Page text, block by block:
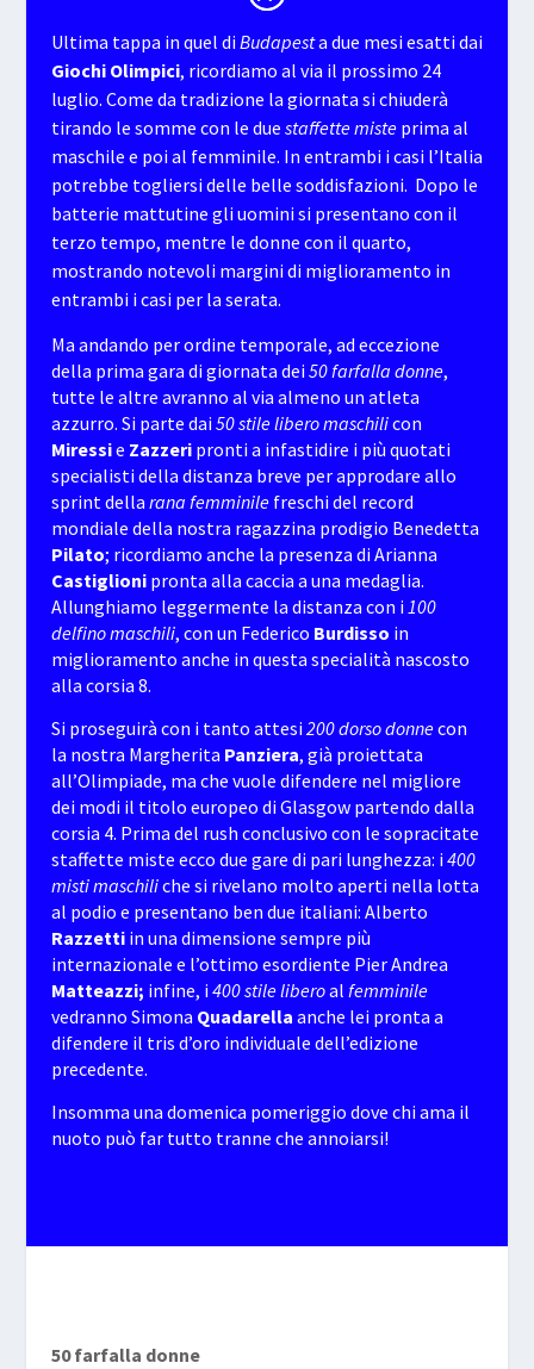
Ultima tappa in quel diBudapesta due mesi esatti dai
Giochi Olimpici, ricordiamo al via il prossimo 24
luglio. Come da tradizione la giornata si chiuderà
tirando le somme con le due staffette misteprima al
maschile e poi al femminile. In entrambi i casi l’Italia
potrebbe togliersi delle belle soddisfazioni. Dopo le
batterie mattutine gli uomini si presentano con il
terzo tempo, mentre le donne con il quarto,
mostrando notevoli margini di miglioramento in
entrambi i casi per la serata.
Ma andando per ordine temporale, ad eccezione
della prima gara di giornata dei50 farfalla donne,
tutte le altre avranno al via almeno un atleta
azzurro. Si parte dai50 stile libero maschilicon
Miressie Zazzeripronti a infastidire i più quotati
specialisti della distanza breve per approdare allo
sprint della rana femminilefreschi del record
mondiale della nostra ragazzina prodigio Benedetta
Pilato; ricordiamo anche la presenza di Arianna
Castiglionipronta alla caccia a una medaglia.
Allunghiamo leggermente la distanza con i100
delfino maschili, con un Federico Burdisso in
miglioramento anche in questa specialità nascosto
alla corsia 8.
Si proseguirà con i tanto attesi200 dorso donnecon
la nostra Margherita Panziera, già proiettata
all’Olimpiade, ma che vuole difendere nel migliore
dei modi il titolo europeo di Glasgow partendo dalla
corsia 4. Prima del rush conclusivo con le sopracitate
staffette miste ecco due gare di pari lunghezza: i400
misti maschiliche si rivelano molto aperti nella lotta
al podio e presentano ben due italiani: Alberto
Razzettiin una dimensione sempre più
internazionale e l’ottimo esordiente Pier Andrea
Matteazzi; infine, i400 stile liberoal femminile
vedranno Simona Quadarella anche lei pronta a
difendere il tris d’oro individuale dell’edizione
precedente.
Insomma una domenica pomeriggio dove chi ama il
nuoto può far tutto tranne che annoiarsi!
50 farfalla donne